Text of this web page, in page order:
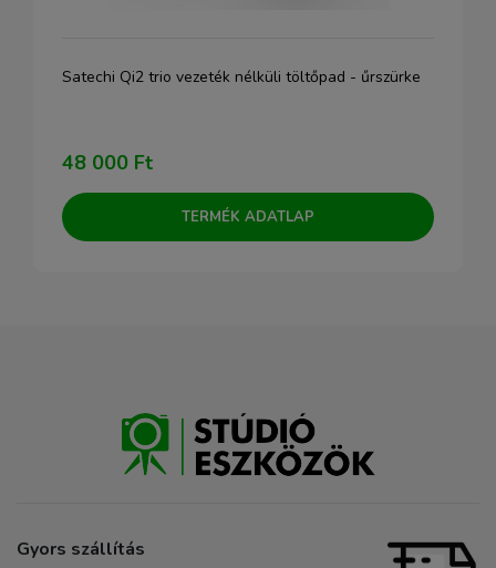
Satechi Qi2 trio vezeték nélküli töltőpad - űrszürke
48 000 Ft
TERMÉK ADATLAP
Gyors szállítás